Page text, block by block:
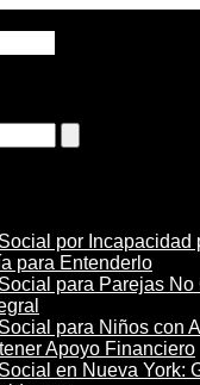
por Incapacidad
para Entenderlo
para Parejas No
para Niños con
Apoyo Financiero
en Nueva York: